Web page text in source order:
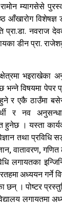
म्यागसेसे
आँखारोग
नवराज
डीन प्रा.
भइराखेका
भन्ने विषयमा
र एकै ठाउँमा
र नव
। यस्ता
तथा
वातावरण,
लगायतका
अध्ययन गर्ने
। पोष्टर
लगायतमा